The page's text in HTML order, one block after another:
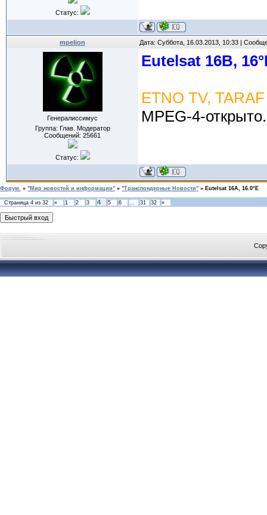
Статус:
mpelion Дата: Суббота, 16.03.2013, 10:33 |
Генералиссимус
Группа: Глав. Модератор
Сообщений: 25661
Статус:
Eutelsat 16B,
ETNO TV,
MPEG-4-открыто.
Форум. » "Мир новостей и информации" » "Транспондерные Новости" » Eutelsat 16A, 16.0°E
Страница 4 из 32 « 1 2 3 4 5 6 … 31 32 »